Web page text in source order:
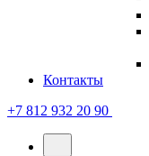
Контакты
+7 812 932 20 90